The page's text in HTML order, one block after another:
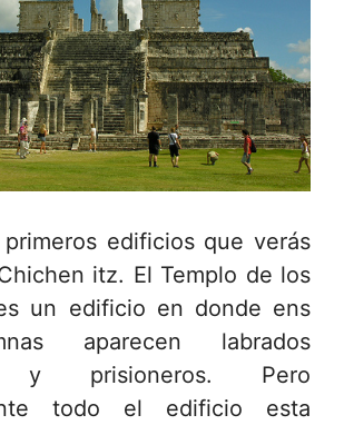
edificios que verás
itz. El Templo de los
un edificio en donde ens
aparecen labrados
y prisioneros. Pero
todo el edificio esta